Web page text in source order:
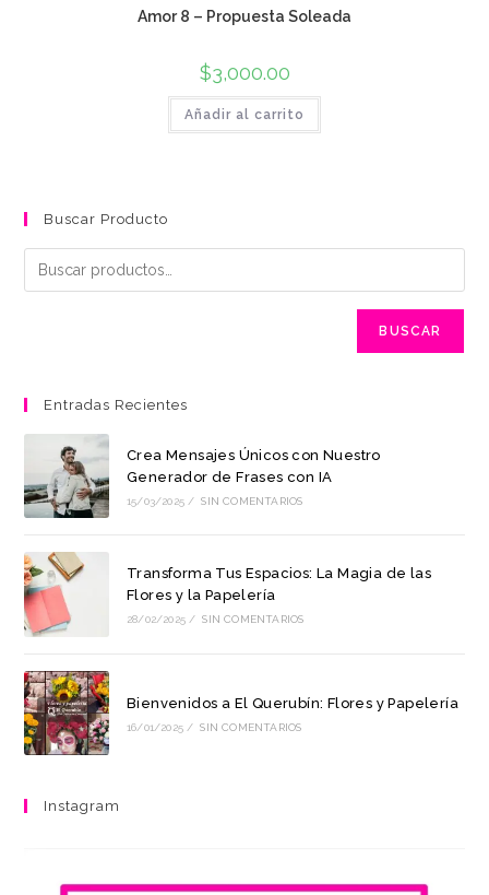
Amor 8 – Propuesta Soleada
$3,000.00
Añadir al carrito
Buscar Producto
BUSCAR
Entradas Recientes
Crea Mensajes Únicos con Nuestro
Generador de Frases con IA
15/03/2025 / SIN COMENTARIOS
Transforma Tus Espacios: La Magia de las
Flores y la Papelería
28/02/2025 / SIN COMENTARIOS
Bienvenidos a El Querubín: Flores y Papelería
16/01/2025 / SIN COMENTARIOS
Instagram